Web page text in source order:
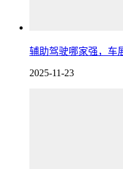
辅助驾驶哪家强，车
2025-11-23